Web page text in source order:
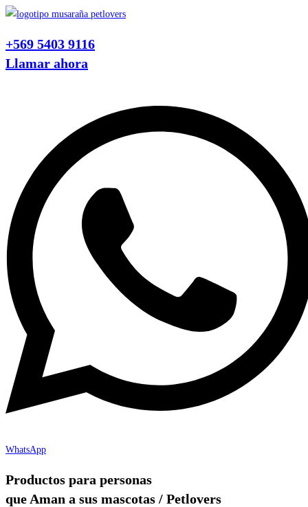
Ir
contenido
+569 5403 9116
Llamar ahora
WhatsApp
Productos para personas
que Aman a sus mascotas / Petlovers